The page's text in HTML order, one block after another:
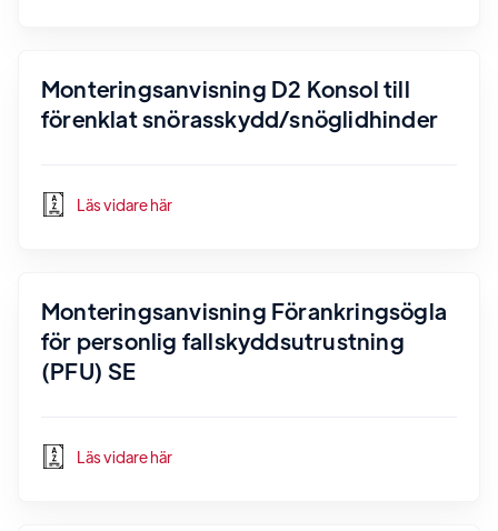
Monteringsanvisning D2 Konsol till
förenklat snörasskydd/snöglidhinder
Läs vidare här
Monteringsanvisning Förankringsögla
för personlig fallskyddsutrustning
(PFU) SE
Läs vidare här